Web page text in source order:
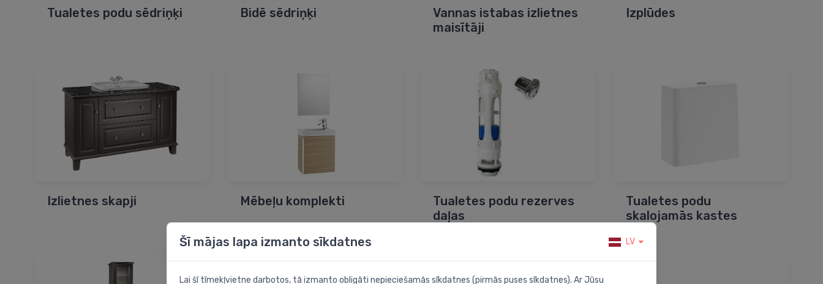
Tualetes podu sēdriņķi Bidē sēdriņķi
Vannas istabas izlietnes
maisītāji
Izplūdes
Izlietnes skapji Mēbeļu komplekti
Tualetes podu rezerves
daļas
Tualetes podu
skalojamās kastes
Šī mājas lapa izmanto sīkdatnes LV
Lai šī tīmekļvietne darbotos, tā izmanto obligāti nepieciešamās sīkdatnes (pirmās puses sīkdatnes). Ar Jūsu